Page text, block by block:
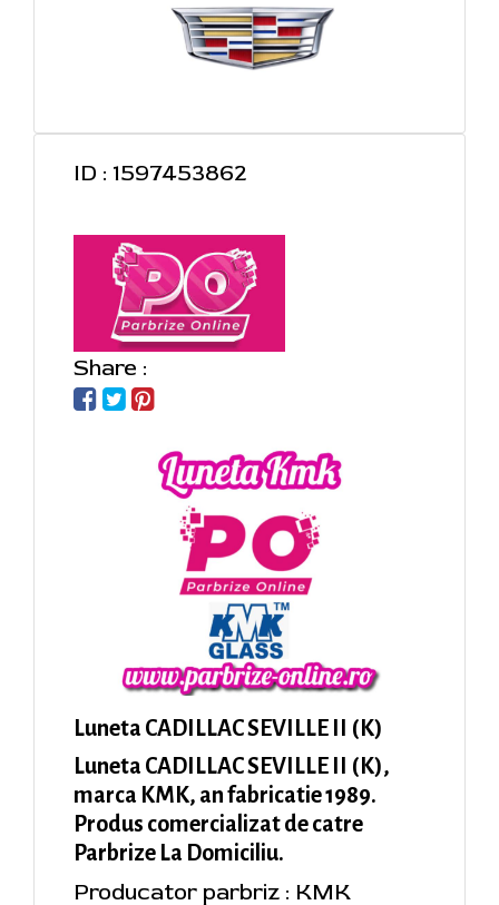
ID : 1597453862
Share :
Luneta CADILLAC SEVILLE II (K)
Luneta CADILLAC SEVILLE II (K),
marca KMK, an fabricatie 1989.
Produs comercializat de catre
Parbrize La Domiciliu.
Producator parbriz : KMK